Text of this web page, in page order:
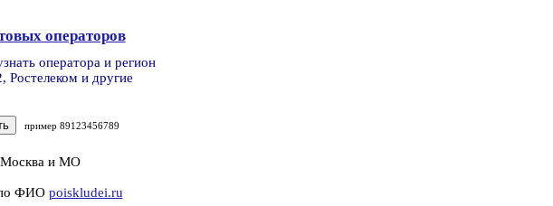
операторов
оператора и регион
и другие
пример 89123456789
Москва и МО
по ФИО poiskludei.ru